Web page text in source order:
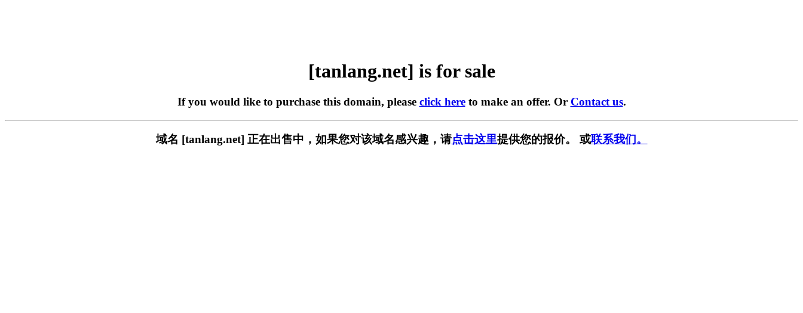
[tanlang.net] is for sale
If you would like to purchase this domain, please click hereto make an offer. Or Contact us.
域名 [tanlang.net] 正在出售中，如果您对该域名感兴趣，请点击这里提供您的报价。 或联系我们。